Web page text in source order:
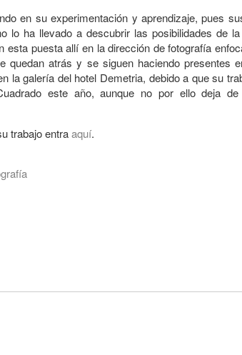
en su experimentación y aprendizaje, pues
lo ha llevado a descubrir las posibilidades de
esta puesta allí en la dirección de fotografía
quedan atrás y se siguen haciendo presentes
la galería del hotel Demetria, debido a que su
este año, aunque no por ello deja
trabajo entraaquí.